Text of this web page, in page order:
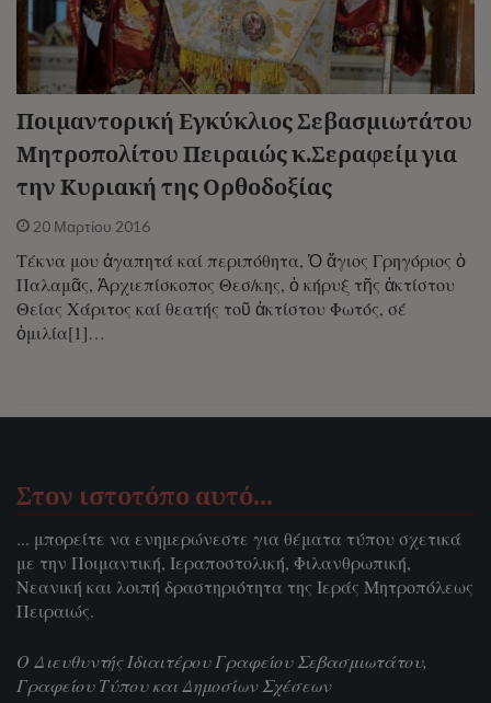
Ποιμαντορική Εγκύκλιος Σεβασμιωτάτου
Μητροπολίτου Πειραιώς κ.Σεραφείμ για
την Κυριακή της Ορθοδοξίας
20 Μαρτίου 2016
Τέκνα μου ἀγαπητά καί περιπόθητα, Ὁ ἅγιος Γρηγόριος ὁ
Παλαμᾶς, Ἀρχιεπίσκοπος Θεσ/κης, ὁ κήρυξ τῆς ἀκτίστου
Θείας Χάριτος καί θεατής τοῦ ἀκτίστου Φωτός, σέ
ὁμιλία[1]…
Στον ιστοτόπο αυτό…
... μπορείτε να ενημερώνεστε για θέματα τύπου σχετικά
με την Ποιμαντική, Ιεραποστολική, Φιλανθρωπική,
Νεανική και λοιπή δραστηριότητα της Ιεράς Μητροπόλεως
Πειραιώς.
Ο Διευθυντής Ιδιαιτέρου Γραφείου Σεβασμιωτάτου,
Γραφείου Τύπου και Δημοσίων Σχέσεων